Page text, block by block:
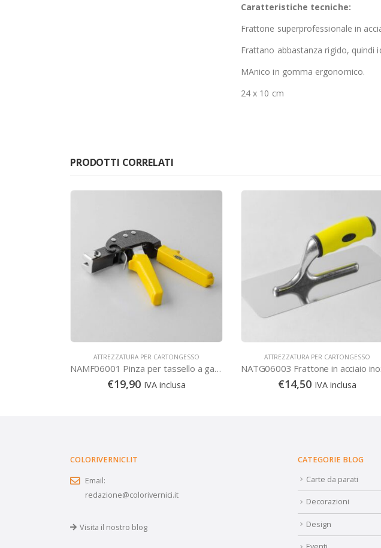
Caratteristiche tecniche:
Frattone superprofessionale in
Frattano abbastanza rigido, quindi
MAnico in gomma ergonomico.
24 x 10 cm
PRODOTTI CORRELATI
ATTREZZATURA PER CARTONGESSO
NAMF06001 Pinza per tassello a gabbia professionale mini
€19,90 IVA inclusa
ATTREZZATURA PER CARTONGESSO
€14,50 IVA inclusa
COLORIVERNICI.IT
Email:
redazione@colorivernici.it
Visita il nostro blog
CATEGORIE BLOG
Carte da parati
Decorazioni
Design